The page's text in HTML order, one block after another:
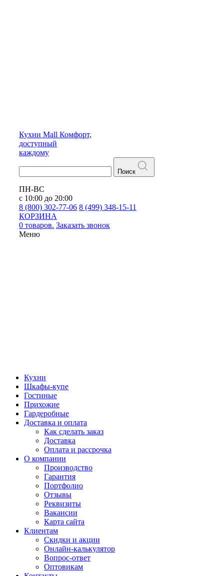
Кухни Mall Комфорт,
доступный
каждому
Поиск
ПН-ВС
с 10:00 до 20:00
8 (800) 302-77-06 8 (499) 348-15-11
КОРЗИНА
0 товаров. Заказать звонок
Меню
Кухни
Шкафы-купе
Гостиные
Прихожие
Гардеробные
Доставка и оплата
Как сделать заказ
Доставка
Оплата и рассрочка
О компании
Производство
Гарантия
Портфолио
Отзывы
Реквизиты
Вакансии
Карта сайта
Клиентам
Скидки и акции
Онлайн-калькулятор
Вопрос-ответ
Оптовикам